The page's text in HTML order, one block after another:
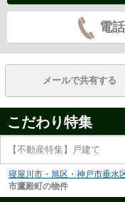
電
メールで共有する
こだわり特集
【不動産特集】戸建て
寝屋川市・旭区・神戸市垂水
市鷹殿町の物件